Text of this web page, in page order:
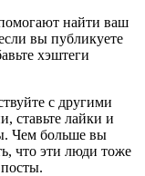
найти ваш
вы публикуете
хэштеги
с другими
ставьте лайки и
Чем больше вы
что эти люди тоже